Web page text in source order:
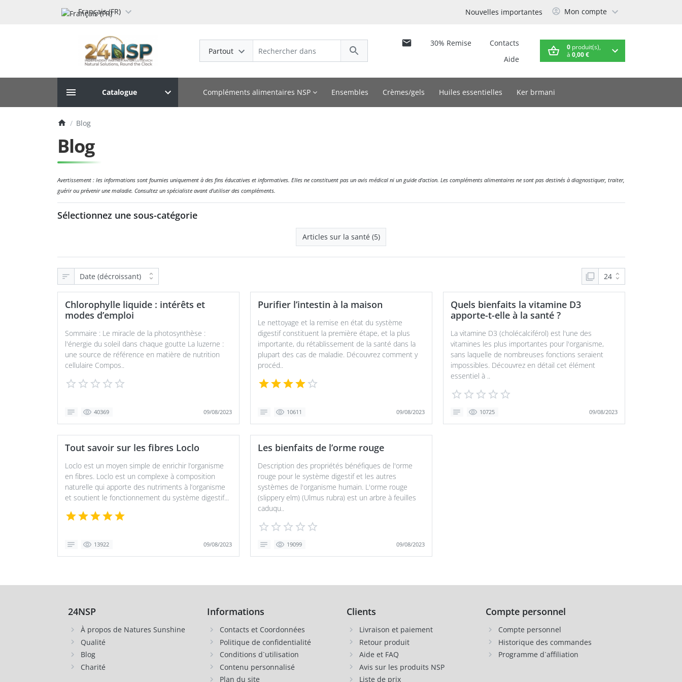
Français (FR) Nouvelles importantes Mon compte
30% Remise
Contacts
Aide
Partout 0produit(s),
à 0,00 €
Catalogue Compléments alimentaires NSP Ensembles Crèmes/gels Huiles essentielles Ker brmani
Blog
Blog
Avertissement : les informations sont fournies uniquement à des fins éducatives et informatives. Elles ne constituent pas un avis médical ni un guide d'action. Les compléments alimentaires ne sont pas destinés à diagnostiquer, traiter,
guérir ou prévenir une maladie. Consultez un spécialiste avant d'utiliser des compléments.
Sélectionnez une sous-catégorie
Articles sur la santé (5)
Chlorophylle liquide : intérêts et
modes d’emploi
Sommaire : Le miracle de la photosynthèse :
l'énergie du soleil dans chaque goutte La luzerne :
une source de référence en matière de nutrition
cellulaire Compos..
40369 09/08/2023
Purifier l’intestin à la maison
Le nettoyage et la remise en état du système
digestif constituent la première étape, et la plus
importante, du rétablissement de la santé dans la
plupart des cas de maladie. Découvrez comment y
procéd..
10611 09/08/2023
Quels bienfaits la vitamine D3
apporte-t-elle à la santé ?
La vitamine D3 (cholécalciférol) est l'une des
vitamines les plus importantes pour l'organisme,
sans laquelle de nombreuses fonctions seraient
impossibles. Découvrez en détail cet élément
essentiel à ..
10725 09/08/2023
Tout savoir sur les fibres Loclo
Loclo est un moyen simple de enrichir l’organisme
en fibres. Loclo est un complexe à composition
naturelle qui apporte des nutriments à l’organisme
et soutient le fonctionnement du système digestif...
13922 09/08/2023
Les bienfaits de l’orme rouge
Description des propriétés bénéfiques de l'orme
rouge pour le système digestif et les autres
systèmes de l'organisme humain. L'orme rouge
(slippery elm) (Ulmus rubra) est un arbre à feuilles
caduqu..
19099 09/08/2023
24NSP
À propos de Natures Sunshine
Qualité
Blog
Charité
Informations
Contacts et Coordonnées
Politique de confidentialité
Conditions d`utilisation
Contenu personnalisé
Plan du site
Clients
Livraison et paiement
Retour produit
Aide et FAQ
Avis sur les produits NSP
Liste de prix
Compte personnel
Compte personnel
Historique des commandes
Programme d`affiliation